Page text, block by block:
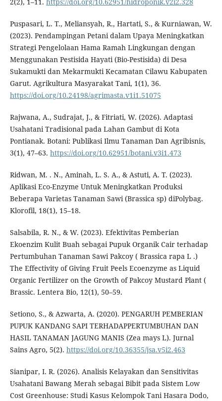
Puspasari, L. T., Meliansyah, R., Hartati, S., & Kurniawan, W.
(2023). Pendampingan Petani dalam Upaya Meningkatkan
Strategi Pengelolaan Hama Ramah Lingkungan dengan
Menggunakan Pestisida Hayati (Bio-Pestisida) di Desa
Sukamukti dan Mekarmukti Kecamatan Cilawu Kabupaten
Garut. Agrikultura Masyarakat Tani, 1(1), 36.
https://doi.org/10.24198/agrimasta.v1i1.51075
Rajwana, A., Sudrajat, J., & Fitriati, W. (2026). Adaptasi
Usahatani Tradisional pada Lahan Gambut di Kota
Pontianak. Botani: Publikasi Ilmu Tanaman Dan Agribisnis,
3(1), 47–63. https://doi.org/10.62951/botani.v3i1.473
Ridwan, M. . N., Aminah, L. S. A., & Astuti, A. T. (2023).
Aplikasi Eco-Enzyme Untuk Meningkatkan Produksi
Beberapa Varietas Tanaman Sawi (Brassica sp) diPolybag.
Klorofil, 18(1), 15–18.
Salsabila, R. N., & W. (2023). Efektivitas Pemberian
Ekoenzim Kulit Buah sebagai Pupuk Organik Cair terhadap
Pertumbuhan Tanaman Sawi Pakcoy ( Brassica rapa L .)
The Effectivity of Giving Fruit Peels Ecoenzyme as Liquid
Organic Fertilizer on the Growth of Pakcoy Mustard Plant (
Brassic. Lentera Bio, 12(1), 50–59.
Setiono, S., & Azwarta, A. (2020). PENGARUH PEMBERIAN
PUPUK KANDANG SAPI TERHADAPPERTUMBUHAN DAN
HASIL TANAMAN JAGUNG MANIS (Zea mays L). Jurnal
Sains Agro, 5(2). https://doi.org/10.36355/jsa.v5i2.463
Sianipar, I. R. (2026). Analisis Kelayakan dan Sensitivitas
Usahatani Bawang Merah sebagai Bibit pada Sistem Low
Cost Greenhouse: Studi Kasus Kelompok Tani Hasara Dodo,